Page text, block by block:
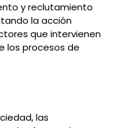
y reclutamiento
la acción
que intervienen
los procesos de
las